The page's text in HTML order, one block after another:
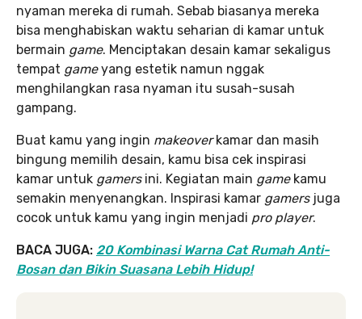
nyaman mereka di rumah. Sebab biasanya mereka
bisa menghabiskan waktu seharian di kamar untuk
bermain game. Menciptakan desain kamar sekaligus
tempat gameyang estetik namun nggak
menghilangkan rasa nyaman itu susah-susah
gampang.
Buat kamu yang ingin makeoverkamar dan masih
bingung memilih desain, kamu bisa cek inspirasi
kamar untuk gamers ini. Kegiatan main game kamu
semakin menyenangkan. Inspirasi kamar gamersjuga
cocok untuk kamu yang ingin menjadi pro player.
BACA JUGA: 20 Kombinasi Warna Cat Rumah Anti-
Bosan dan Bikin Suasana Lebih Hidup!